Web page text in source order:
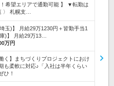
！希望エリアで通勤可能 】 ▼転勤は
〉 札幌支…
玉)】 月給29万1230円＋皆勤手当1
)】 月給29万13…
万円
く】まちづくりプロジェクトにおけ
も柔軟に対応♪「入社は半年くらい
ひ！